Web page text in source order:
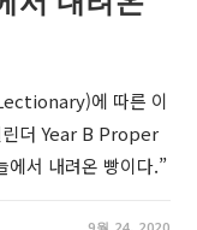
에 따른 이
린더 Year B Proper
에서 내려온 빵이다.”